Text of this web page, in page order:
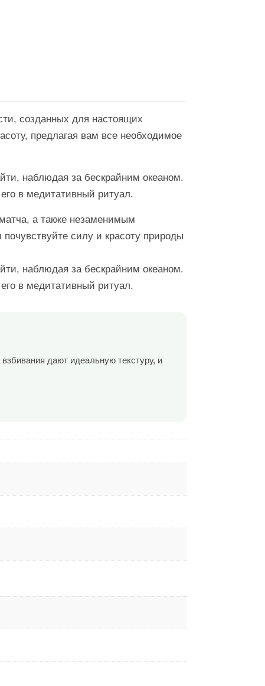
созданных для настоящих
предлагая вам все необходимое
наблюдая за бескрайним океаном.
в медитативный ритуал.
а также незаменимым
силу и красоту природы
наблюдая за бескрайним океаном.
в медитативный ритуал.
взбивания дают идеальную текстуру, и